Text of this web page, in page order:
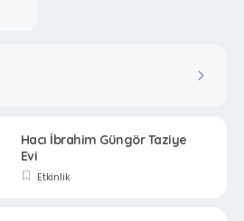
Hacı İbrahim Güngör Taziye
Evi
Etkinlik